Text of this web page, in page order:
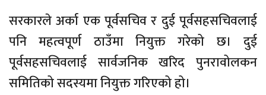
सरकारले अर्का एक पूर्वसचिव र दुई पूर्वसहसचिवलाई
पनि महत्वपूर्ण ठाउँमा नियुक्त गरेको छ। दुई
पूर्वसहसचिवलाई सार्वजनिक खरिद पुनरावोलकन
समितिको सदस्यमा नियुक्त गरिएको हो।